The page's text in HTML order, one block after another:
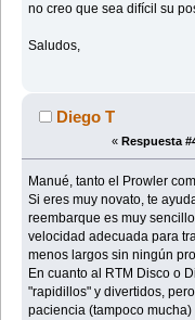
no creo que sea difícil su
Saludos,
Diego T
« Respuesta
Manué, tanto el Prowler
Si eres muy novato, te
reembarque es muy
velocidad adecuada para
menos largos sin ningún
En cuanto al RTM Disco o
"rapidillos" y divertidos,
paciencia (tampoco